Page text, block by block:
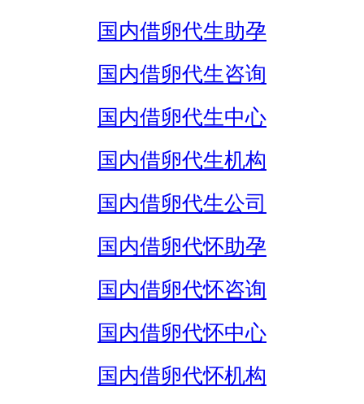
国内借卵代生助孕
国内借卵代生咨询
国内借卵代生中心
国内借卵代生机构
国内借卵代生公司
国内借卵代怀助孕
国内借卵代怀咨询
国内借卵代怀中心
国内借卵代怀机构